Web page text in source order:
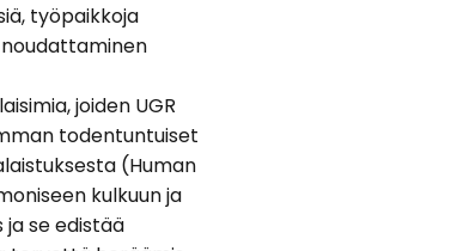
työpaikkoja
noudattaminen
joiden UGR
todentuntuiset
(Human
kulkuun ja
ja se edistää